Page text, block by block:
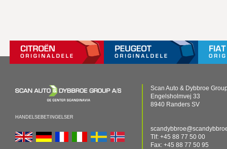
HANDELSEBETINGELSER
Scan Auto & Dybbroe
Engelsholmvej 33
8940 Randers SV
Tlf: +45 88 77 50 00
Fax: +45 88 77 50 95